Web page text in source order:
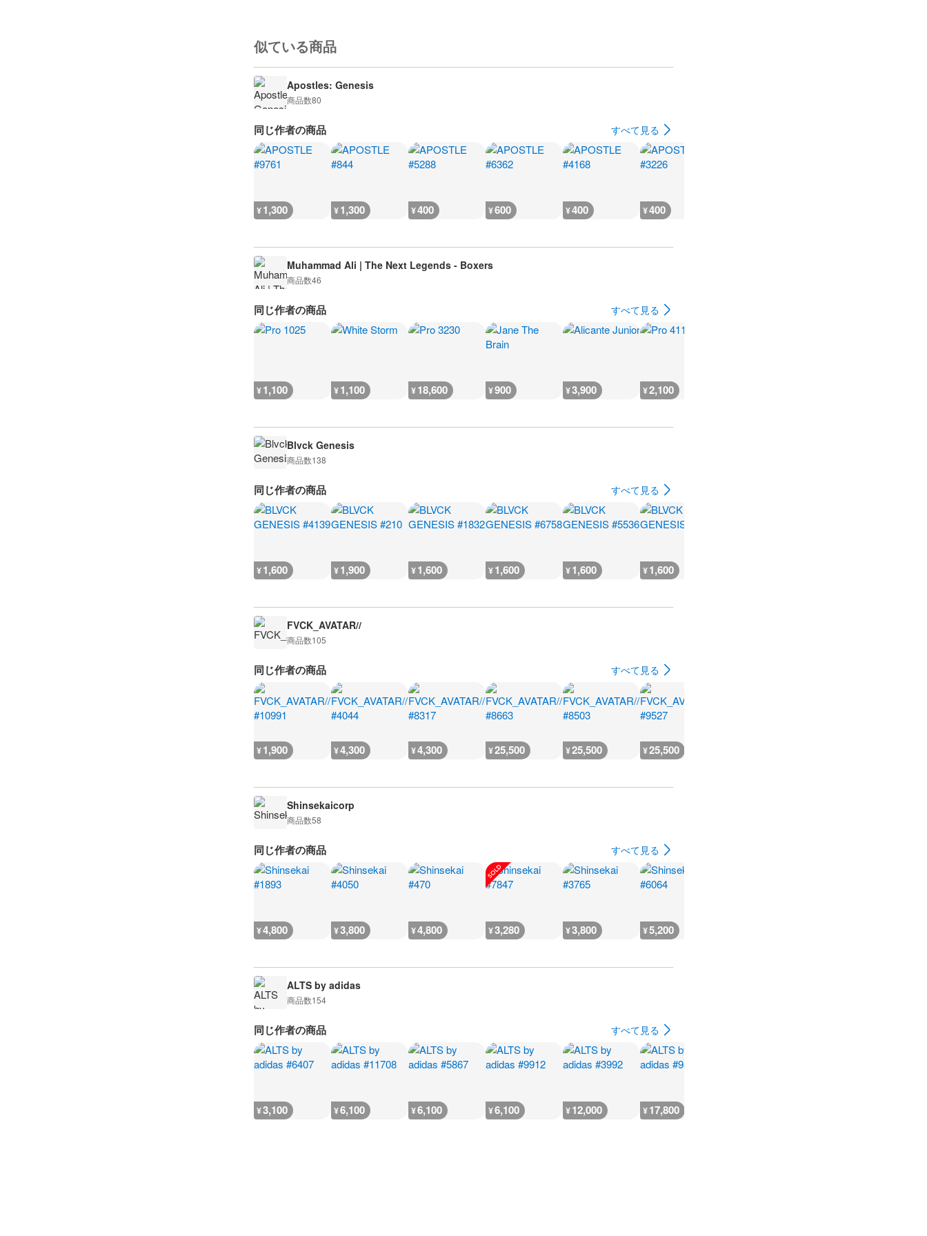
似ている商品
Apostles: Genesis
商品数80
同じ作者の商品 すべて見る
¥1,300 ¥1,300 ¥400 ¥600 ¥400 ¥400
Muhammad Ali | The Next Legends - Boxers
商品数46
同じ作者の商品 すべて見る
¥1,100 ¥1,100 ¥18,600 ¥900 ¥3,900 ¥2,100
Blvck Genesis
商品数138
同じ作者の商品 すべて見る
¥1,600 ¥1,900 ¥1,600 ¥1,600 ¥1,600 ¥1,600
FVCK_AVATAR//
商品数105
同じ作者の商品 すべて見る
¥1,900 ¥4,300 ¥4,300 ¥25,500 ¥25,500 ¥25,500
Shinsekaicorp
商品数58
同じ作者の商品 すべて見る
¥4,800 ¥3,800 ¥4,800 ¥3,280 ¥3,800 ¥5,200
ALTS by adidas
商品数154
同じ作者の商品 すべて見る
¥3,100 ¥6,100 ¥6,100 ¥6,100 ¥12,000 ¥17,800